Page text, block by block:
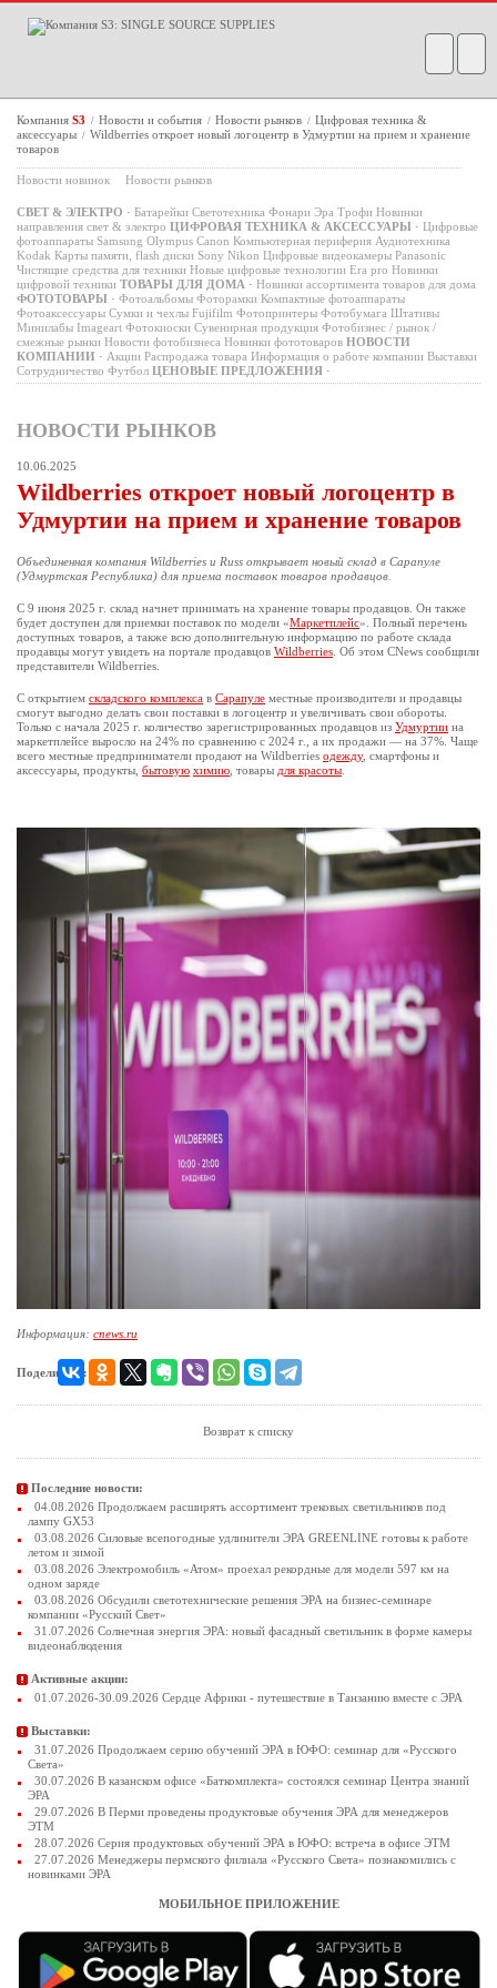
Компания S3 / Новости и события / Новости рынков / Цифровая техника &
аксессуары / Wildberries откроет новый логоцентр в Удмуртии на прием и хранение
товаров
Новости новинок Новости рынков
СВЕТ & ЭЛЕКТРО · Батарейки Светотехника Фонари Эра Трофи Новинки
направления свет & электро ЦИФРОВАЯ ТЕХНИКА & АКСЕССУАРЫ · Цифровые
фотоаппараты Samsung Olympus Canon Компьютерная периферия Аудиотехника
Kodak Карты памяти, flash диски Sony Nikon Цифровые видеокамеры Panasonic
Чистящие средства для техники Новые цифровые технологии Era pro Новинки
цифровой техники ТОВАРЫ ДЛЯ ДОМА · Новинки ассортимента товаров для дома
ФОТОТОВАРЫ · Фотоальбомы Фоторамки Компактные фотоаппараты
Фотоаксессуары Сумки и чехлы Fujifilm Фотопринтеры Фотобумага Штативы
Минилабы Imageart Фотокиоски Сувенирная продукция Фотобизнес / рынок /
смежные рынки Новости фотобизнеса Новинки фототоваров НОВОСТИ
КОМПАНИИ · Акции Распродажа товара Информация о работе компании Выставки
Сотрудничество Футбол ЦЕНОВЫЕ ПРЕДЛОЖЕНИЯ ·
НОВОСТИ РЫНКОВ
10.06.2025
Wildberries откроет новый логоцентр в
Удмуртии на прием и хранение товаров
Объединенная компания Wildberries и Russ открывает новый склад в Сарапуле
(Удмуртская Республика) для приема поставок товаров продавцов.
С 9 июня 2025 г. склад начнет принимать на хранение товары продавцов. Он также
будет доступен для приемки поставок по модели «Маркетплейс». Полный перечень
доступных товаров, а также всю дополнительную информацию по работе склада
продавцы могут увидеть на портале продавцов Wildberries . Об этом CNews сообщили
представители Wildberries.
С открытием складского комплекса в Сарапуле местные производители и продавцы
смогут выгодно делать свои поставки в логоцентр и увеличивать свои обороты.
Только с начала 2025 г. количество зарегистрированных продавцов из Удмуртии на
маркетплейсе выросло на 24% по сравнению с 2024 г., а их продажи — на 37%. Чаще
всего местные предприниматели продают на Wildberries одежду, смартфоны и
аксессуары, продукты, бытовую химию , товары для красоты
Информация: cnews.ru
Поделиться:
Возврат к списку
Последние новости:
04.08.2026 Продолжаем расширять ассортимент трековых светильников под
лампу GX53
03.08.2026 Силовые всепогодные удлинители ЭРА GREENLINE готовы к работе
летом и зимой
03.08.2026 Электромобиль «Атом» проехал рекордные для модели 597 км на
одном заряде
03.08.2026 Обсудили светотехнические решения ЭРА на бизнес-семинаре
компании «Русский Свет»
31.07.2026 Солнечная энергия ЭРА: новый фасадный светильник в форме камеры
видеонаблюдения
Активные акции:
01.07.2026-30.09.2026 Сердце Африки - путешествие в Танзанию вместе с ЭРА
Выставки:
31.07.2026 Продолжаем серию обучений ЭРА в ЮФО: семинар для «Русского
Света»
30.07.2026 В казанском офисе «Баткомплекта» состоялся семинар Центра знаний
ЭРА
29.07.2026 В Перми проведены продуктовые обучения ЭРА для менеджеров
ЭТМ
28.07.2026 Серия продуктовых обучений ЭРА в ЮФО: встреча в офисе ЭТМ
27.07.2026 Менеджеры пермского филиала «Русского Света» познакомились с
новинками ЭРА
МОБИЛЬНОЕ ПРИЛОЖЕНИЕ